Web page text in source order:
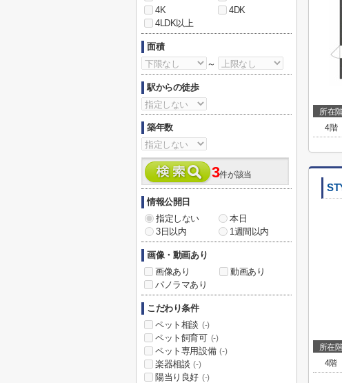
所在
4階
所在
4階
4K
4DK
4LDK以上
面積
～
駅からの徒歩
築年数
3件が該当
情報公開日
指定しない
本日
3日以内
1週間以内
画像・動画あり
画像あり
動画あり
パノラマあり
こだわり条件
ペット相談 (-)
ペット飼育可 (-)
ペット専用設備 (-)
楽器相談 (-)
陽当り良好 (-)